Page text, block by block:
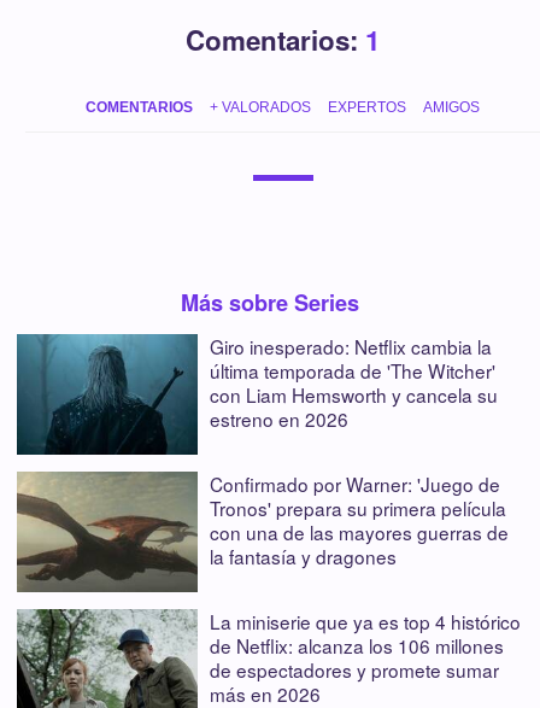
Comentarios: 1
COMENTARIOS + VALORADOS EXPERTOS AMIGOS
Más sobre Series
Giro inesperado: Netflix cambia la
última temporada de 'The Witcher'
con Liam Hemsworth y cancela su
estreno en 2026
Confirmado por Warner: 'Juego de
Tronos' prepara su primera película
con una de las mayores guerras de
la fantasía y dragones
La miniserie que ya es top 4 histórico
de Netflix: alcanza los 106 millones
de espectadores y promete sumar
más en 2026